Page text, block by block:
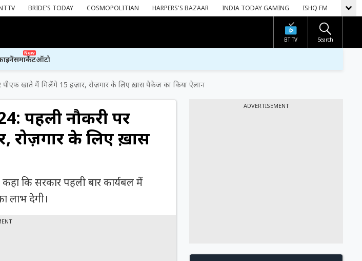
BRIDE'S TODAY COSMOPOLITIAN HARPERS'S BAZAAR INDIA TODAY GAMING ISHQ FM
BT TV Search
New
मार्केटऑटो
खाते में मिलेंगे 15 हज़ार, रोज़गार के लिए ख़ास पैकेज का किया ऐलान
पहली नौकरी पर
रोज़गार के लिए ख़ास
कहा कि सरकार पहली बार कार्यबल में
लाभ देगी।
ADVERTISEMENT